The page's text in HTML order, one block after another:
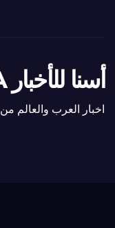
أسنا للأخبار ASNA
اخبار العرب والعالم من